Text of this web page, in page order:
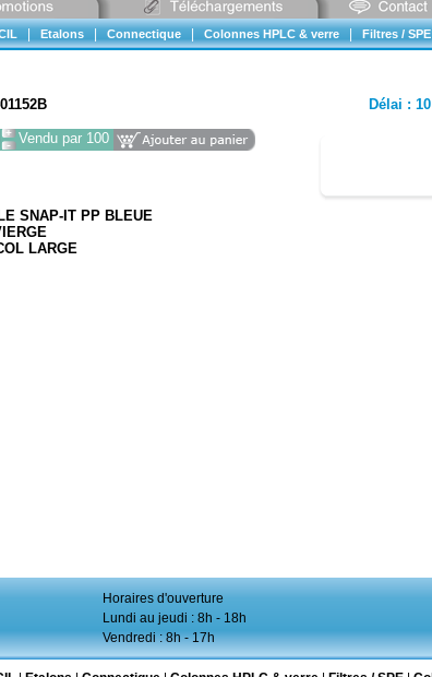
Etalons Connectique Colonnes HPLC & verre Filtres / SPE
Vendu par 100
Délai :
SNAP-IT PP BLEUE
LARGE
Horaires d'ouverture
Lundi au jeudi : 8h - 18h
Vendredi : 8h - 17h